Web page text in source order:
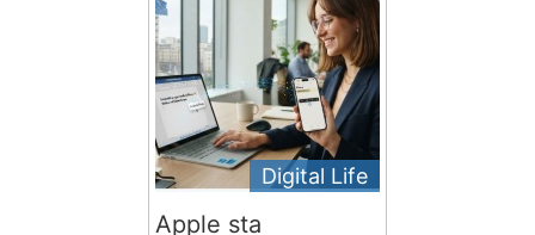
Digital Life
Apple sta